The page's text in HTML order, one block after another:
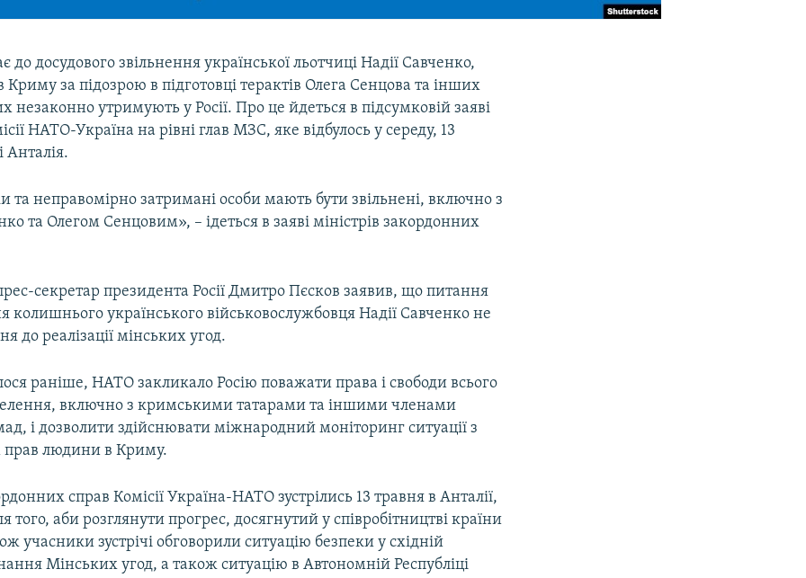
досудового звільнення української льотчиці Надії Савченко,
Криму за підозрою в підготовці терактів Олега Сенцова та інших
незаконно утримують у Росії. Про це йдеться в підсумковій заяві
НАТО-Україна на рівні глав МЗС, яке відбулось у середу, 13
Анталія.
та неправомірно затримані особи мають бути звільнені, включно з
та Олегом Сенцовим», – ідеться в заяві міністрів закордонних
секретар президента Росії Дмитро Пєсков заявив, що питання
колишнього українського військовослужбовця Надії Савченко не
до реалізації мінських угод.
раніше, НАТО закликало Росію поважати права і свободи всього
включно з кримськими татарами та іншими членами
і дозволити здійснювати міжнародний моніторинг ситуації з
людини в Криму.
справ Комісії Україна-НАТО зустрілись 13 травня в Анталії,
того, аби розглянути прогрес, досягнутий у співробітництві країни
учасники зустрічі обговорили ситуацію безпеки у східній
Мінських угод, а також ситуацію в Автономній Республіці